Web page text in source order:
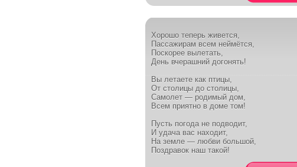
Хорошо теперь живется,
Пассажирам всем неймётся,
Поскорее вылетать,
День вчерашний догонять!
Вы летаете как птицы,
От столицы до столицы,
Самолет — родимый дом,
Всем приятно в доме том!
Пусть погода не подводит,
И удача вас находит,
На земле — любви большой,
Поздравок наш такой!